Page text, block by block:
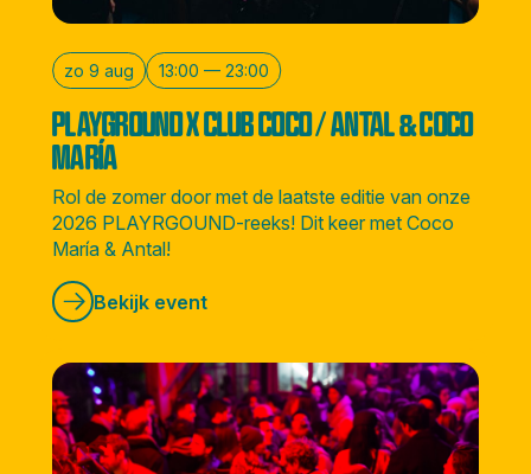
zo 9 aug 13:00 — 23:00
PLAYGROUND X CLUB COCO / ANTAL & COCO
MARÍA
Rol de zomer door met de laatste editie van onze
2026 PLAYRGOUND-reeks! Dit keer met Coco
María & Antal!
Bekijk event